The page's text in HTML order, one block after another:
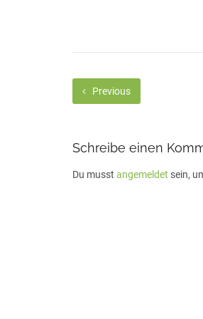
Previous
Schreibe einen
Du musst angemeldet sein,